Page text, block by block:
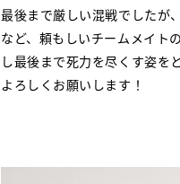
最後まで厳しい混戦でしたが
など、頼もしいチームメイト
し最後まで死力を尽くす姿を
よろしくお願いします！